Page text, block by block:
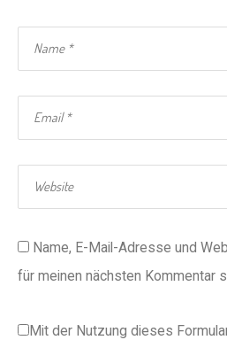
Name, E-Mail-Adresse und
für meinen nächsten Kommentar
Mit der Nutzung dieses